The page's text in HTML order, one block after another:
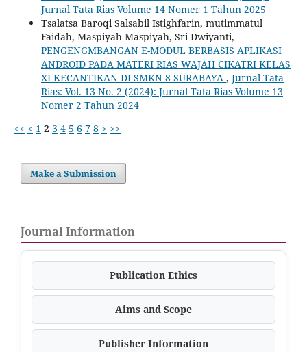
Jurnal Tata Rias Volume 14 Nomer 1 Tahun 2025
Tsalatsa Baroqi Salsabil Istighfarin, mutimmatul
Faidah, Maspiyah Maspiyah, Sri Dwiyanti,
PENGENGMBANGAN E-MODUL BERBASIS APLIKASI
ANDROID PADA MATERI RIAS WAJAH CIKATRI KELAS
XI KECANTIKAN DI SMKN 8 SURABAYA , Jurnal Tata
Rias: Vol. 13 No. 2 (2024): Jurnal Tata Rias Volume 13
Nomer 2 Tahun 2024
<< < 1 2 3 4 5 6 7 8 > >>
Make a Submission
Journal Information
Publication Ethics
Aims and Scope
Publisher Information